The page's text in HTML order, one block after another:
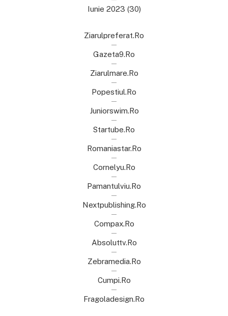
Iunie 2023 (30)
Ziarulpreferat.ro
Gazeta9.ro
Ziarulmare.ro
Popestiul.ro
Juniorswim.ro
Startube.ro
Romaniastar.ro
Cornelyu.ro
Pamantulviu.ro
Nextpublishing.ro
Compax.ro
Absoluttv.ro
Zebramedia.ro
Cumpi.ro
Fragoladesign.ro